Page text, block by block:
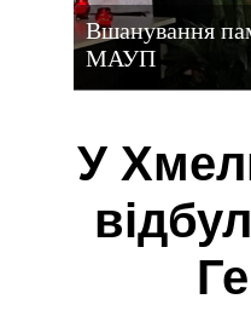
Вшанування
МАУП
У